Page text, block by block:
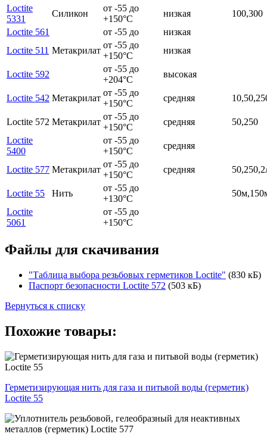
Loctite
5331
Силикон
от -55 до
+150°C
низкая
100,300
Loctite 561
от -55 до
низкая
Loctite 511 Метакрилат
от -55 до
+150°C
низкая
Loctite 592
от -55 до
+204°C
высокая
Loctite 542 Метакрилат
от -55 до
+150°C
средняя
Loctite 572 Метакрилат
от -55 до
+150°C
средняя
50,250
Loctite
5400
от -55 до
+150°C
средняя
Loctite 577 Метакрилат
от -55 до
+150°C
средняя
Loctite 55 Нить
от -55 до
+130°C
Loctite
5061
от -55 до
+150°C
Файлы для скачивания
"Таблица выбора резьбовых герметиков Loctite" (830 кБ)
Паспорт безопасности Loctite 572 (503 кБ)
Вернуться к списку
Похожие товары:
Герметизирующая нить для газа и питьвой воды (герметик)
Loctite 55